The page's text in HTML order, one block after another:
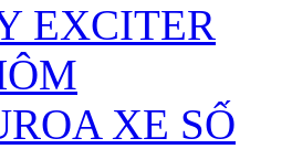
EXCITER
XE SỐ